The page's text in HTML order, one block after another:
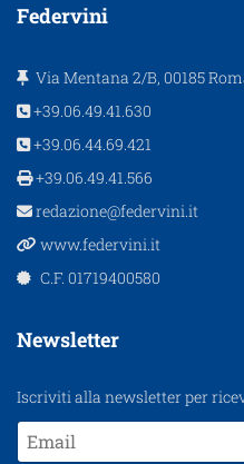
Federvini
Via Mentana 2/B, 00185
+39.06.49.41.630
+39.06.44.69.421
+39.06.49.41.566
redazione@federvini.it
www.federvini.it
C.F. 01719400580
Newsletter
Iscriviti alla newsletter per